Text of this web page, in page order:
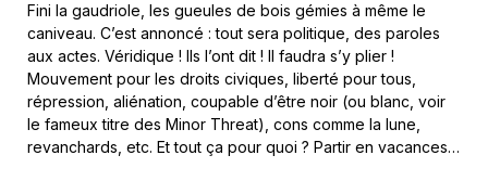
Fini la gaudriole, les gueules de bois gémies à même le
caniveau. C’est annoncé : tout sera politique, des paroles
aux actes. Véridique ! Ils l’ont dit ! Il faudra s’y plier !
Mouvement pour les droits civiques, liberté pour tous,
répression, aliénation, coupable d’être noir (ou blanc, voir
le fameux titre des Minor Threat), cons comme la lune,
revanchards, etc. Et tout ça pour quoi ? Partir en vacances…